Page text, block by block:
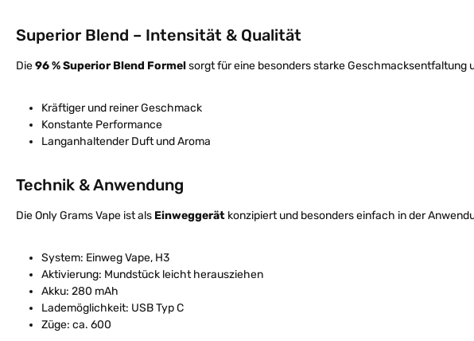
Superior Blend – Intensität & Qualität
Die96 % Superior Blend Formelsorgt für eine besonders starke Geschmacksentfaltung
Kräftiger und reiner Geschmack
Konstante Performance
Langanhaltender Duft und Aroma
Technik & Anwendung
Die Only Grams Vape ist als Einweggerät konzipiert und besonders einfach in der
System: Einweg Vape, H3
Aktivierung: Mundstück leicht herausziehen
Akku: 280 mAh
Lademöglichkeit: USB Typ C
Züge: ca. 600